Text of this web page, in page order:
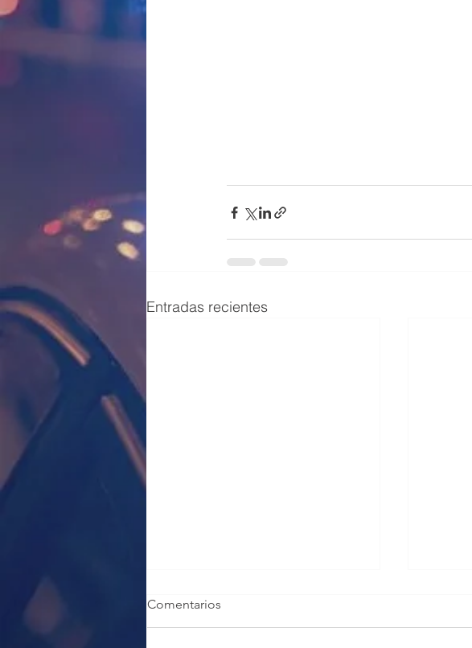
Entradas recientes
Comentarios